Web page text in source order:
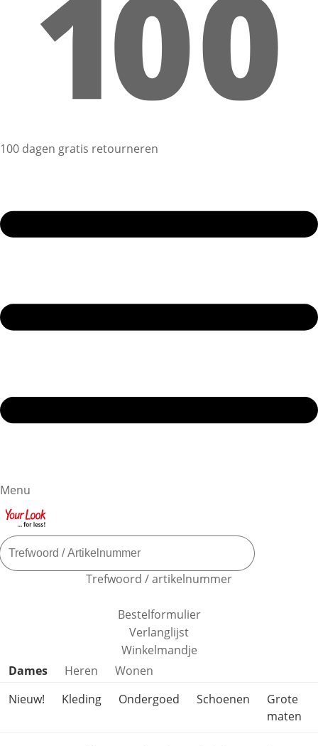
100 dagen gratis retourneren
Menu
Trefwoord / artikelnummer
Bestelformulier
Verlanglijst
Winkelmandje
Productcategorieën overslaan
Dames Heren
Wonen
Nieuw!
Kleding Ondergoed Schoenen
Grote
maten